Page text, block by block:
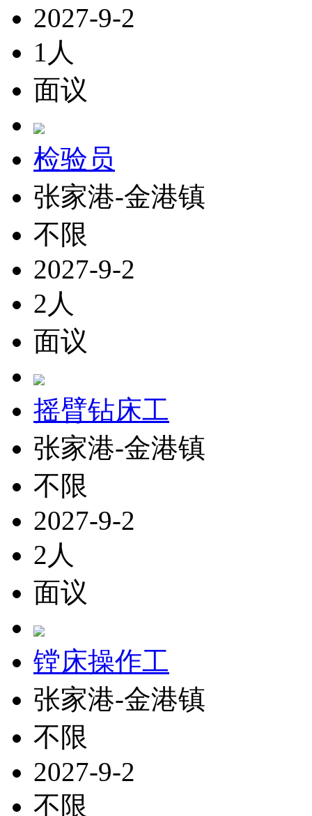
2027-9-2
1人
面议
检验员
张家港-金港镇
不限
2027-9-2
2人
面议
摇臂钻床工
张家港-金港镇
不限
2027-9-2
2人
面议
镗床操作工
张家港-金港镇
不限
2027-9-2
不限